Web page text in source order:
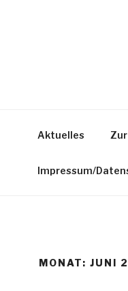
Aktuelles
Impressum/
MONAT: JUNI